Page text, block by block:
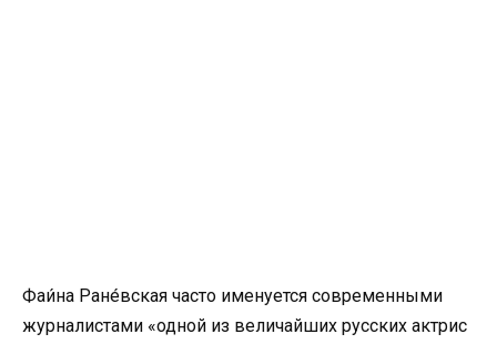
Фаи́на Ране́вская часто именуется современными
журналистами «одной из величайших русских актрис